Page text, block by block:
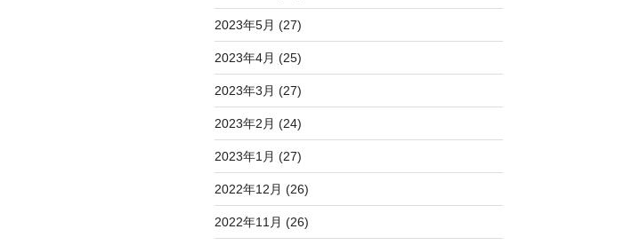
2023年5月 (27)
2023年4月 (25)
2023年3月 (27)
2023年2月 (24)
2023年1月 (27)
2022年12月 (26)
2022年11月 (26)